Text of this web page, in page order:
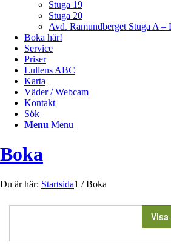
Stuga 19
Stuga 20
Avd. Ramundberget Stuga A –
Boka här!
Service
Priser
Lullens ABC
Karta
Väder / Webcam
Kontakt
Sök
Menu Menu
Boka
Du är här: Startsida1 / Boka